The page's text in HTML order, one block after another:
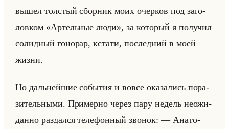
вышел тол­стый сбор­ник моих очер­ков под за­го­
лов­ком «Артельные люди», за ко­то­рый я по­лу­чил
со­лид­ный го­но­рар, кста­ти, по­след­ний в моей
жизни.
Но дальнейшие со­бы­тия и вовсе ока­за­лись по­ра­
зи­тельны­ми. При­мер­но через пару недель неожи­
дан­но раз­дал­ся те­ле­фон­ный зво­нок: — Ана­то­